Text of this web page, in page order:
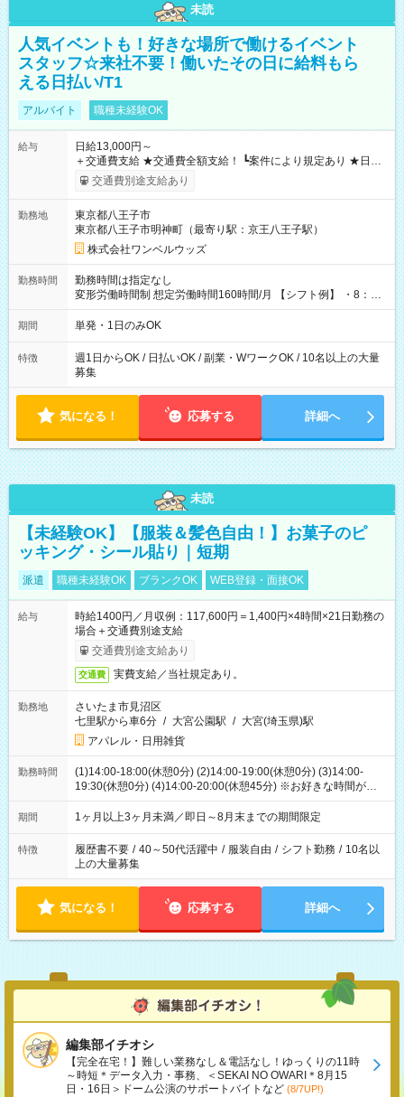
未読
人気イベントも！好きな場所で働けるイベント
スタッフ☆来社不要！働いたその日に給料もら
える日払い/T1
アルバイト 職種未経験OK
給与
日給13,000円～
＋交通費支給 ★交通費全額支給！ ┗案件により規定あり ★日払
いOK！（規定あり） ┗働いたその日に現金GET♪ お仕事後はコ
ンビニATMから 日払い分を引き落とせます！ 【試用期間】試
交通費別途支給あり
勤務地
東京都八王子市
東京都八王子市明神町（最寄り駅：京王八王子駅）
株式会社ワンベルウッズ
勤務時間
勤務時間は指定なし
変形労働時間制 想定労働時間160時間/月 【シフト例】 ・8：00
～21：00
期間 単発・1日のみOK
特徴
週1日からOK / 日払いOK / 副業・WワークOK / 10名以上の大量
募集
気になる！ 応募する 詳細へ
未読
【未経験OK】【服装＆髪色自由！】お菓子のピ
ッキング・シール貼り｜短期
派遣 職種未経験OK ブランクOK WEB登録・面接OK
給与
時給1400円／月収例：117,600円＝1,400円×4時間×21日勤務の
場合＋交通費別途支給
交通費別途支給あり
交通費 実費支給／当社規定あり。
勤務地
さいたま市見沼区
七里駅から車6分 / 大宮公園駅 / 大宮(埼玉県)駅
アパレル・日用雑貨
勤務時間
(1)14:00-18:00(休憩0分) (2)14:00-19:00(休憩0分) (3)14:00-
19:30(休憩0分) (4)14:00-20:00(休憩45分) ※お好きな時間が選べ
ます
期間 1ヶ月以上3ヶ月未満／即日～8月末までの期間限定
特徴 履歴書不要 / 40～50代活躍中 / 服装自由 / シフト勤務 / 10名以
上の大量募集
気になる！ 応募する 詳細へ
編集部イチオシ
【完全在宅！】難しい業務なし＆電話なし！ゆっくりの11時
～時短＊データ入力・事務、＜SEKAI NO OWARI＊8月15
日・16日＞ドーム公演のサポートバイトなど (8/7UP!)